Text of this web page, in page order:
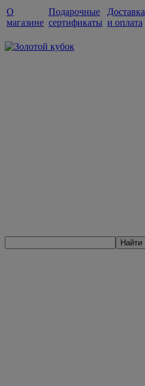
О
магазине
Подарочные
сертификаты
Доставка
и оплата
Найти